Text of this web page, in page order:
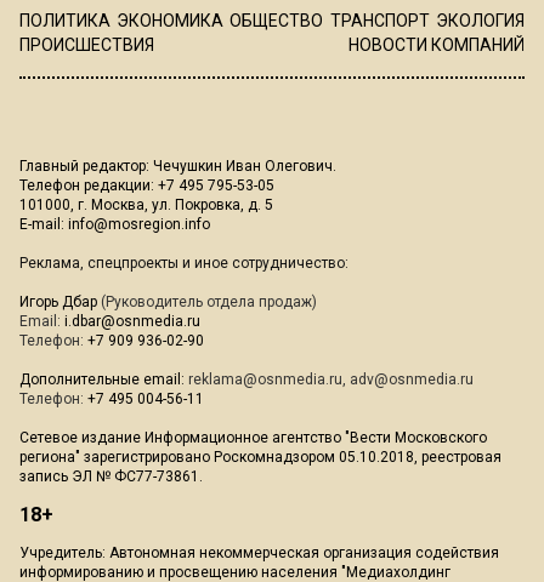
ПОЛИТИКА ЭКОНОМИКА ОБЩЕСТВО ТРАНСПОРТ ЭКОЛОГИЯ
ПРОИСШЕСТВИЯ
НОВОСТИ КОМПАНИЙ
Главный редактор: Чечушкин Иван Олегович.
Телефон редакции: +7 495 795-53-05
101000, г. Москва, ул. Покровка, д. 5
E-mail: info@mosregion.info
Реклама, спецпроекты и иное сотрудничество:
Игорь Дбар (Руководитель отдела продаж)
Email: i.dbar@osnmedia.ru
Телефон: +7 909 936-02-90
Дополнительные email: reklama@osnmedia.ru, adv@osnmedia.ru
Телефон: +7 495 004-56-11
Сетевое издание Информационное агентство "Вести Московского
региона" зарегистрировано Роскомнадзором 05.10.2018, реестровая
запись ЭЛ № ФС77-73861.
18+
Учредитель: Автономная некоммерческая организация содействия
информированию и просвещению населения "Медиахолдинг